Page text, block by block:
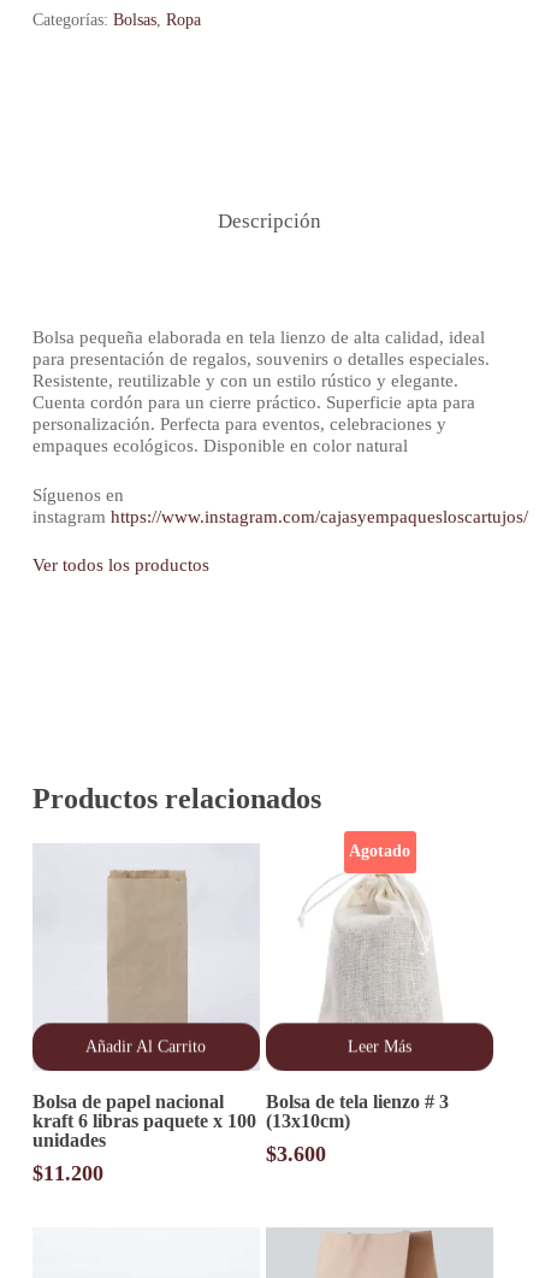
Categorías: Bolsas, Ropa
Descripción
Bolsa pequeña elaborada en tela lienzo de alta calidad, ideal
para presentación de regalos, souvenirs o detalles especiales.
Resistente, reutilizable y con un estilo rústico y elegante.
Cuenta cordón para un cierre práctico. Superficie apta para
personalización. Perfecta para eventos, celebraciones y
empaques ecológicos. Disponible en color natural
Síguenos en
instagram https://www.instagram.com/cajasyempaquesloscartujos/
Ver todos los productos
Productos relacionados
Añadir Al Carrito
Bolsa de papel nacional
kraft 6 libras paquete x 100
unidades
$11.200
Leer Más
Agotado
Bolsa de tela lienzo # 3
(13x10cm)
$3.600